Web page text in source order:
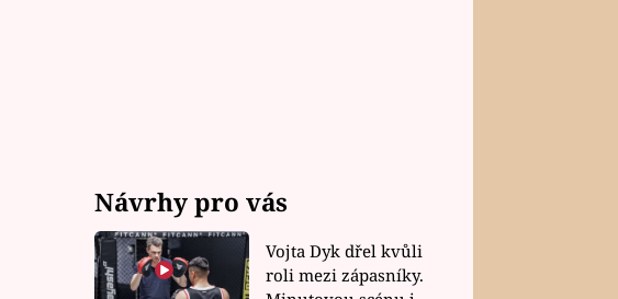
Návrhy pro vás
Vojta Dyk dřel kvůli
roli mezi zápasníky.